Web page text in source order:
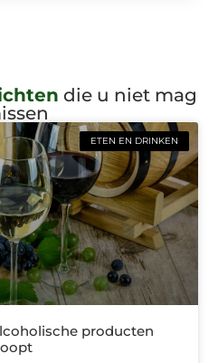
die u niet mag
ETEN EN DRINKEN
producten